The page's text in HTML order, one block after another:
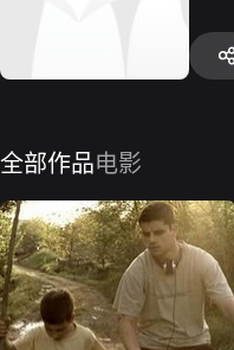
全部作品电影